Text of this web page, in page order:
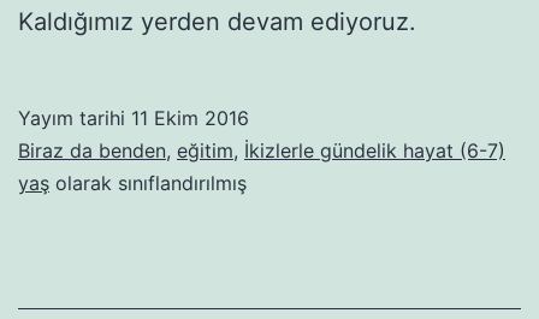
)
Kaldığımız yerden devam ediyoruz.
Yayım tarihi 11 Ekim 2016
Biraz da benden, eğitim, İkizlerle gündelik hayat (6-7)
yaş olarak sınıflandırılmış